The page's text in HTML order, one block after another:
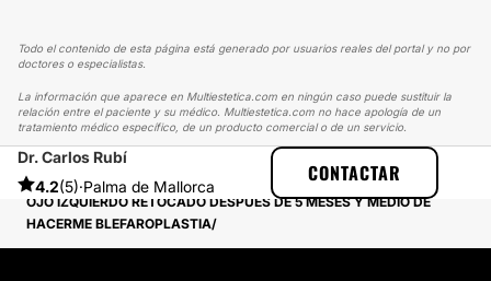
Todo el contenido de esta página está generado por usuarios reales del portal y no por
doctores o especialistas.
La información que aparece en Multiestetica.com en ningún caso puede sustituir la
relación entre el paciente y su médico. Multiestetica.com no hace apología de un
tratamiento médico específico, de un producto comercial o de un servicio.
Dr. Carlos Rubí
4.2(5)·Palma de Mallorca
CONTACTAR
MULTIESTETICA
EXPERIENCIAS REALES SOBRE BLEFAROPLASTIA
OJO IZQUIERDO RETOCADO DESPUÉS DE 5 MESES Y MEDIO DE
HACERME BLEFAROPLASTIA